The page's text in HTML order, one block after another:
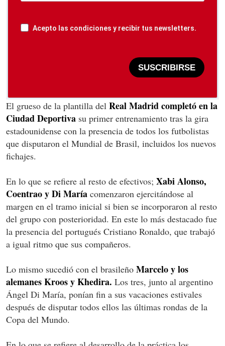
Acepto las condiciones y recibir tus newsletters.
SUSCRIBIRSE
El grueso de la plantilla del Real Madrid completó en la
Ciudad Deportiva su primer entrenamiento tras la gira
estadounidense con la presencia de todos los futbolistas
que disputaron el Mundial de Brasil, incluidos los nuevos
fichajes.
En lo que se refiere al resto de efectivos; Xabi Alonso,
Coentrao y Di María comenzaron ejercitándose al
margen en el tramo inicial si bien se incorporaron al resto
del grupo con posterioridad. En este lo más destacado fue
la presencia del portugués Cristiano Ronaldo, que trabajó
a igual ritmo que sus compañeros.
Lo mismo sucedió con el brasileño Marcelo y los
alemanes Kroos y Khedira. Los tres, junto al argentino
Ángel Di María, ponían fin a sus vacaciones estivales
después de disputar todos ellos las últimas rondas de la
Copa del Mundo.